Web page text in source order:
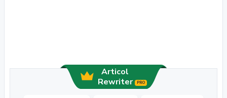
Articol
Rewriter
PRO